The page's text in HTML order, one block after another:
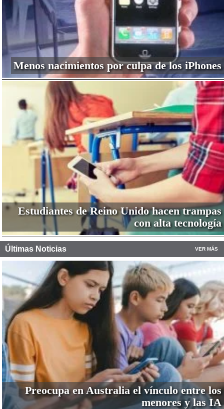
Menos nacimientos por culpa de los iPhones
Estudiantes de Reino Unido hacen trampas
con alta tecnología
Últimas Noticias VER MÁS
Preocupa en Australia el vínculo entre los
menores y las IA